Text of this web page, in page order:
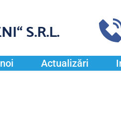
S.R.L.
Actualizări